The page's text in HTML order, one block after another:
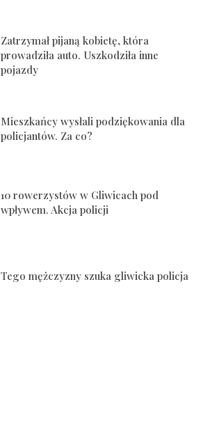
Zatrzymał pijaną kobietę, która
prowadziła auto. Uszkodziła inne
pojazdy
Mieszkańcy wysłali podziękowania dla
policjantów. Za co?
10 rowerzystów w Gliwicach pod
wpływem. Akcja policji
Tego mężczyzny szuka gliwicka policja